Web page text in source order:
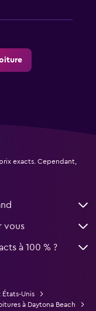
exacts. Cependant,
vous
à 100 % ?
États-Unis
à Daytona Beach